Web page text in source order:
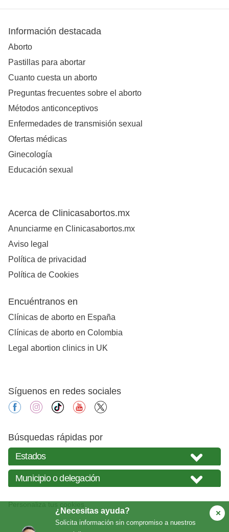
¿Necesitas ayuda?
Solicita información sin compromiso a nuestros
Información destacada
Aborto
Pastillas para abortar
Cuanto cuesta un aborto
Preguntas frecuentes sobre el aborto
Métodos anticonceptivos
Enfermedades de transmisión sexual
Ofertas médicas
Ginecología
Educación sexual
Acerca de Clinicasabortos.mx
Anunciarme en Clinicasabortos.mx
Aviso legal
Política de privacidad
Política de Cookies
Encuéntranos en
Clínicas de aborto en España
Clínicas de aborto en Colombia
Legal abortion clinics in UK
Síguenos en redes sociales
facebookinstagram
tiktok youtube
Búsquedas rápidas por